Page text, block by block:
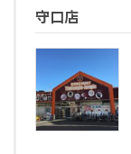
守口店